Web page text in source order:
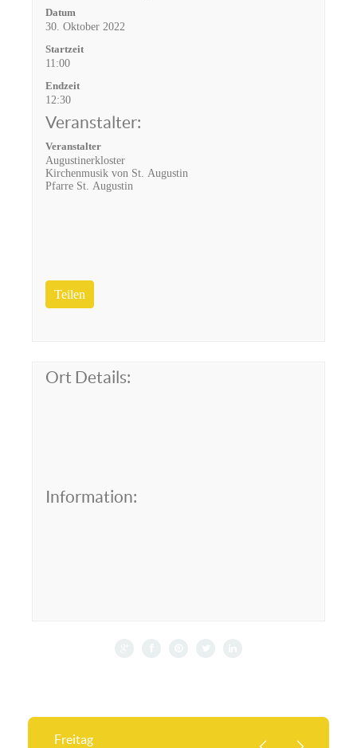
Datum
30. Oktober 2022
Startzeit
11:00
Endzeit
12:30
Veranstalter:
Veranstalter
Augustinerkloster
Kirchenmusik von St. Augustin
Pfarre St. Augustin
Teilen
Ort Details:
Information:
Freitag